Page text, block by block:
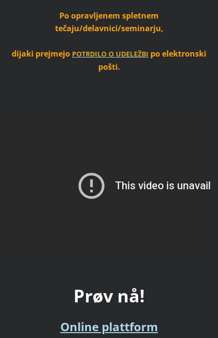
Po opravljenem spletnem
tečaju/delavnici/seminarju,
dijaki prejmejo POTRDILO O UDELEŽBI po elektronski
pošti.
Prøv nå!
Online plattform